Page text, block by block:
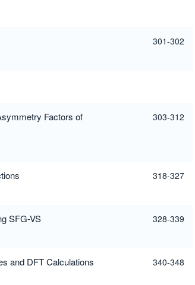
301-302
Factors of
303-312
318-327
SFG-VS 328-339
and DFT Calculations 340-348